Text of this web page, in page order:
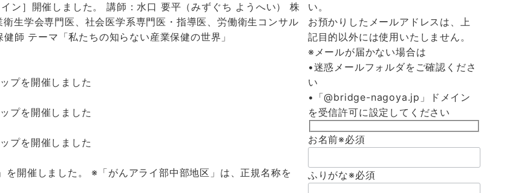
ン］開催しました。 講師：水口 要平（みずぐち ようへい） 株
生学会専門医、社会医学系専門医・指導医、労働衛生コンサル
師 テーマ「私たちの知らない産業保健の世界」
プを開催しました
プを開催しました
プを開催しました
開催しました。 ※「がんアライ部中部地区」は、正規名称を
い。
お預かりしたメールアドレスは、上
記目的以外には使用いたしません。
※メールが届かない場合は
•迷惑メールフォルダをご確認くださ
い
•「@bridge-nagoya.jp」ドメイン
を受信許可に設定してください
お名前※必須
ふりがな※必須